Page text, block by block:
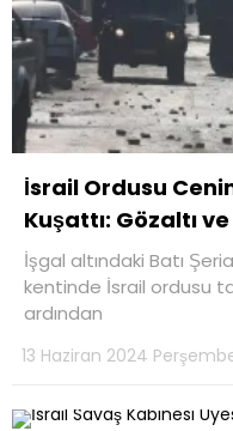
İsrail Ordusu
Kuşattı: Gözaltı
İşgal altındaki Batı
kentinde İsrail ordusu
ardından
13 Haziran 2024